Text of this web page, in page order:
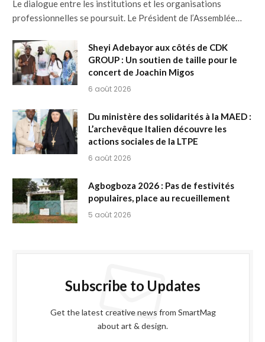
Le dialogue entre les institutions et les organisations
professionnelles se poursuit. Le Président de l’Assemblée…
Sheyi Adebayor aux côtés de CDK
GROUP : Un soutien de taille pour le
concert de Joachin Migos
6 août 2026
Du ministère des solidarités à la MAED :
L’archevêque Italien découvre les
actions sociales de la LTPE
6 août 2026
Agbogboza 2026 : Pas de festivités
populaires, place au recueillement
5 août 2026
Subscribe to Updates
Get the latest creative news from SmartMag
about art & design.